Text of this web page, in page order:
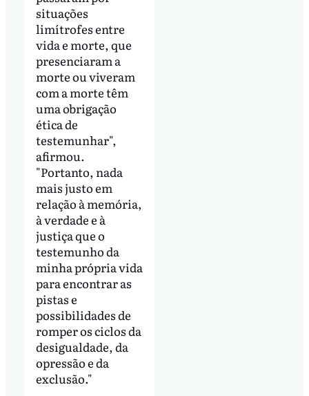
situações
limítrofes entre
vida e morte, que
presenciaram a
morte ou viveram
com a morte têm
uma obrigação
ética de
testemunhar",
afirmou.
"Portanto, nada
mais justo em
relação à memória,
à verdade e à
justiça que o
testemunho da
minha própria vida
para encontrar as
pistas e
possibilidades de
romper os ciclos da
desigualdade, da
opressão e da
exclusão."